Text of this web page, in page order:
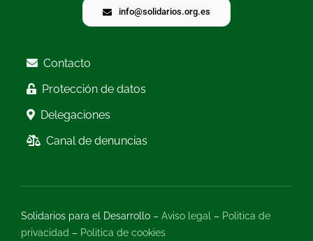
info@solidarios.org.es
Contacto
Protección de datos
Delegaciones
Canal de denuncias
Solidarios para el Desarrollo – Aviso legal – Politica de
privacidad – Politica de cookies